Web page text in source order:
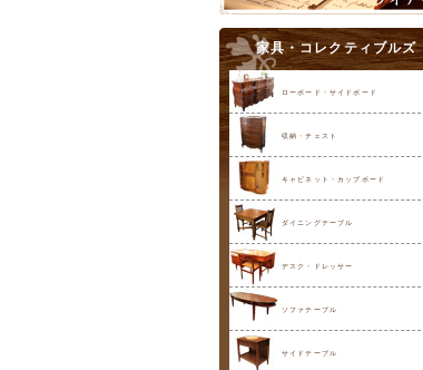
家具・コレクティブルズ
ローボード・サイドボード
収納・チェスト
キャビネット・カップボード
ダイニングテーブル
デスク・ドレッサー
ソファテーブル
サイドテーブル